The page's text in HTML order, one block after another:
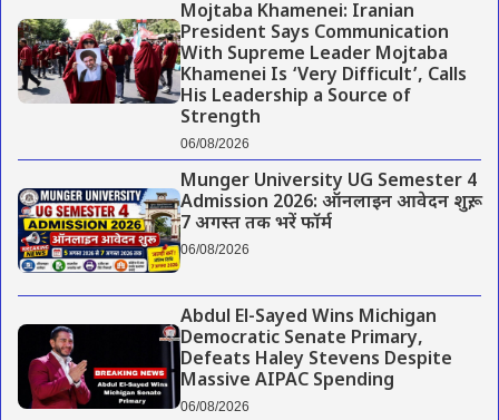
Mojtaba Khamenei: Iranian
President Says Communication
With Supreme Leader Mojtaba
Khamenei Is ‘Very Difficult’, Calls
His Leadership a Source of
Strength
06/08/2026
Munger University UG Semester 4
Admission 2026: ऑनलाइन आवेदन शुरू,
7 अगस्त तक भरें फॉर्म
06/08/2026
Abdul El-Sayed Wins Michigan
Democratic Senate Primary,
Defeats Haley Stevens Despite
Massive AIPAC Spending
06/08/2026